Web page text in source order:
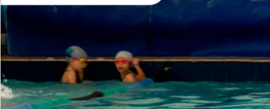
ALUNOS NOVOS
Entre em Contato